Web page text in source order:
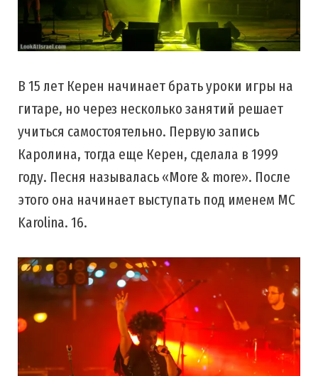
В 15 лет Керен начинает брать уроки игры на
гитаре, но через несколько занятий решает
учиться самостоятельно. Первую запись
Каролина, тогда еще Керен, сделала в 1999
году. Песня называлась «More & more». После
этого она начинает выступать под именем MC
Karolina. 16.